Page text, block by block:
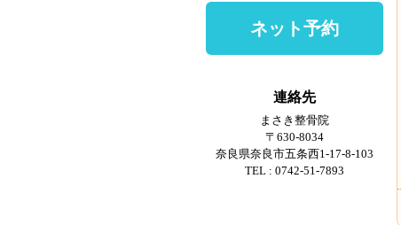
連絡先
まさき整骨院
〒630-8034
奈良県奈良市五条西1-17-8-103
TEL : 0742-51-7893